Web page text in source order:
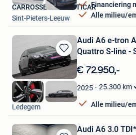
Financiering
Alle milieu/
CARROSSERIE PRESTICAR
Sint-Pieters-Leeuw
Bewaren
in
Mijn
Favorieten
Audi A6 e-tron
Quattro S-line -
€ 72.950,-
2025 25.300 km
Alle milieu/
Vamauto
Ledegem
Audi A6 3.0